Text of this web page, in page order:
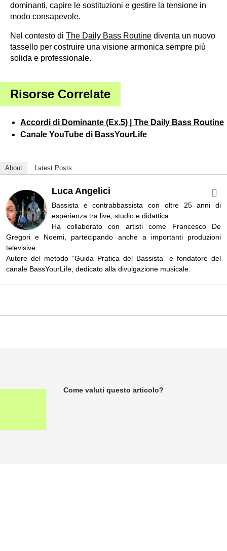
dominanti, capire le sostituzioni e gestire la tensione in
modo consapevole.
Nel contesto di The Daily Bass Routine diventa un nuovo
tassello per costruire una visione armonica sempre più
solida e professionale.
Risorse Correlate
Accordi di Dominante (Ex.5) | The Daily Bass Routine
Canale YouTube di BassYourLife
About Latest Posts
Luca Angelici
Bassista e contrabbassista con oltre 25 anni di
esperienza tra live, studio e didattica.
Ha collaborato con artisti come Francesco De
Gregori e Noemi, partecipando anche a importanti produzioni
televisive.
Autore del metodo “Guida Pratica del Bassista” e fondatore del
canale BassYourLife, dedicato alla divulgazione musicale.
Come valuti questo articolo?